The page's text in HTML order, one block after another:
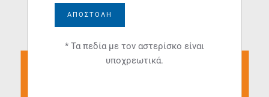
ΑΠΟΣΤΟΛΉ
* Τα πεδία με τον αστερίσκο είναι
υποχρεωτικά.